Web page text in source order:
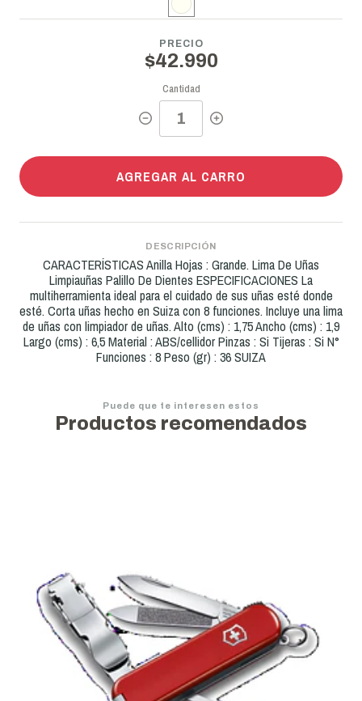
PRECIO
$42.990
Cantidad
AGREGAR AL CARRO
DESCRIPCIÓN
CARACTERÍSTICAS Anilla Hojas : Grande. Lima De Uñas
Limpiauñas Palillo De Dientes ESPECIFICACIONES La
multiherramienta ideal para el cuidado de sus uñas esté donde
esté. Corta uñas hecho en Suiza con 8 funciones. Incluye una lima
de uñas con limpiador de uñas. Alto (cms) : 1,75 Ancho (cms) : 1,9
Largo (cms) : 6,5 Material : ABS/cellidor Pinzas : Si Tijeras : Si N°
Funciones : 8 Peso (gr) : 36 SUIZA
Puede que te interesen estos
Productos recomendados